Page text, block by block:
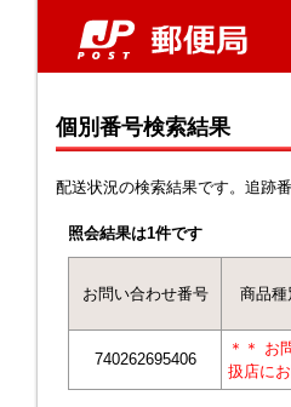
個別番号検索結果
配送状況の検索結果です。追跡
照会結果は1件です
お問い合わせ番号 商品種
740262695406
＊＊ お
扱店に